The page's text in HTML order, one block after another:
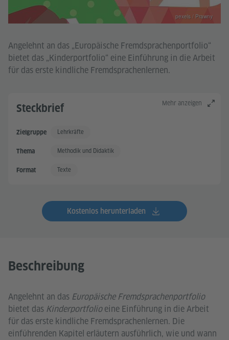
pexels / Prawny
Angelehnt an das „Europäische Fremdsprachenportfolio“
bietet das „Kinderportfolio“ eine Einführung in die Arbeit
für das erste kindliche Fremdsprachenlernen.
Mehr anzeigen
Steckbrief
Zielgruppe Lehrkräfte
Thema Methodik und Didaktik
Format Texte
Kostenlos herunterladen
Beschreibung
Angelehnt an das Europäische Fremdsprachenportfolio
bietet das Kinderportfolioeine Einführung in die Arbeit
für das erste kindliche Fremdsprachenlernen. Die
einführenden Kapitel erläutern ausführlich, wie und wann